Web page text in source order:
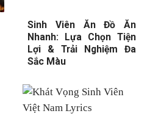
Sinh Viên Ăn Đồ Ăn
Nhanh: Lựa Chọn Tiện
Lợi & Trải Nghiệm Đa
Sắc Màu